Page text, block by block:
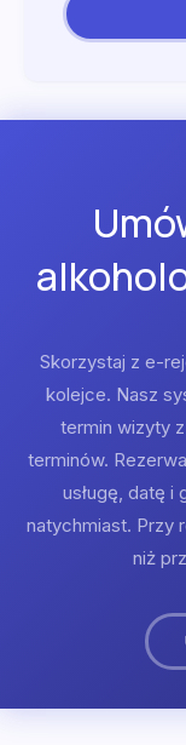
Skorzystaj z e-
kolejce. Nasz
termin wizyty
terminów.
usługę, datę i
natychmiast. Przy
niż